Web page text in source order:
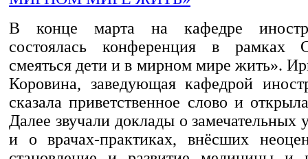
В конце марта на кафедре
состоялась конференция в
смеяться дети и в мирном мире жить».
Коровина, заведующая кафедрой
сказала приветственное слово и
Далее звучали доклады о замечательных
и о врачах-практиках, внёсших